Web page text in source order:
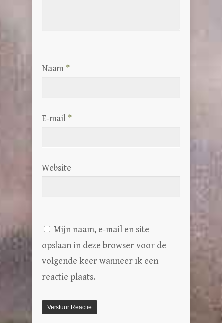
Naam *
E-mail *
Website
Mijn naam, e-mail en site
opslaan in deze browser voor de
volgende keer wanneer ik een
reactie plaats.